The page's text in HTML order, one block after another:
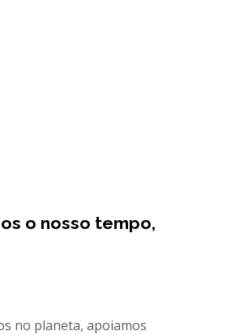
o nosso tempo,
no planeta, apoiamos